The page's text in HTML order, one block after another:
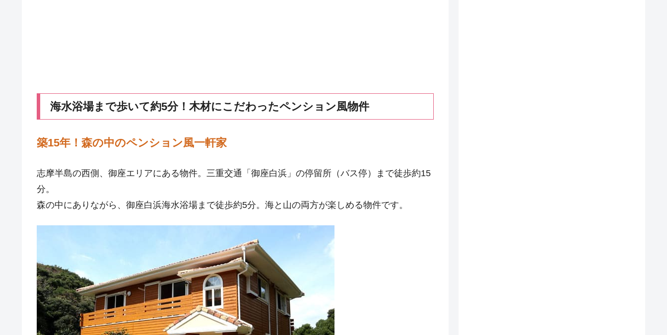
海水浴場まで歩いて約5分！木材にこだわったペンション風物件
築15年！森の中のペンション風一軒家
志摩半島の西側、御座エリアにある物件。三重交通「御座白浜」の停留所（バス停）まで徒歩約15
分。
森の中にありながら、御座白浜海水浴場まで徒歩約5分。海と山の両方が楽しめる物件です。